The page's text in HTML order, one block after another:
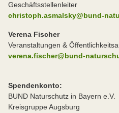
Geschäftsstellenleiter
christoph.asmalsky@bund-
Verena Fischer
Veranstaltungen &
verena.fischer@bund-
Spendenkonto:
BUND Naturschutz in Bayern e.V.
Kreisgruppe Augsburg